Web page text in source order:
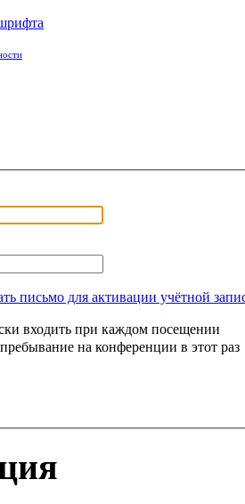
письмо для активации учётной
входить при каждом посещении
на конференции в этот раз